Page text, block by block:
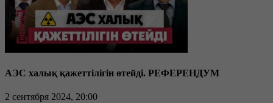
АЭС халық қажеттілігін өтейді. РЕФЕРЕНДУМ
2 сентября 2024, 20:00